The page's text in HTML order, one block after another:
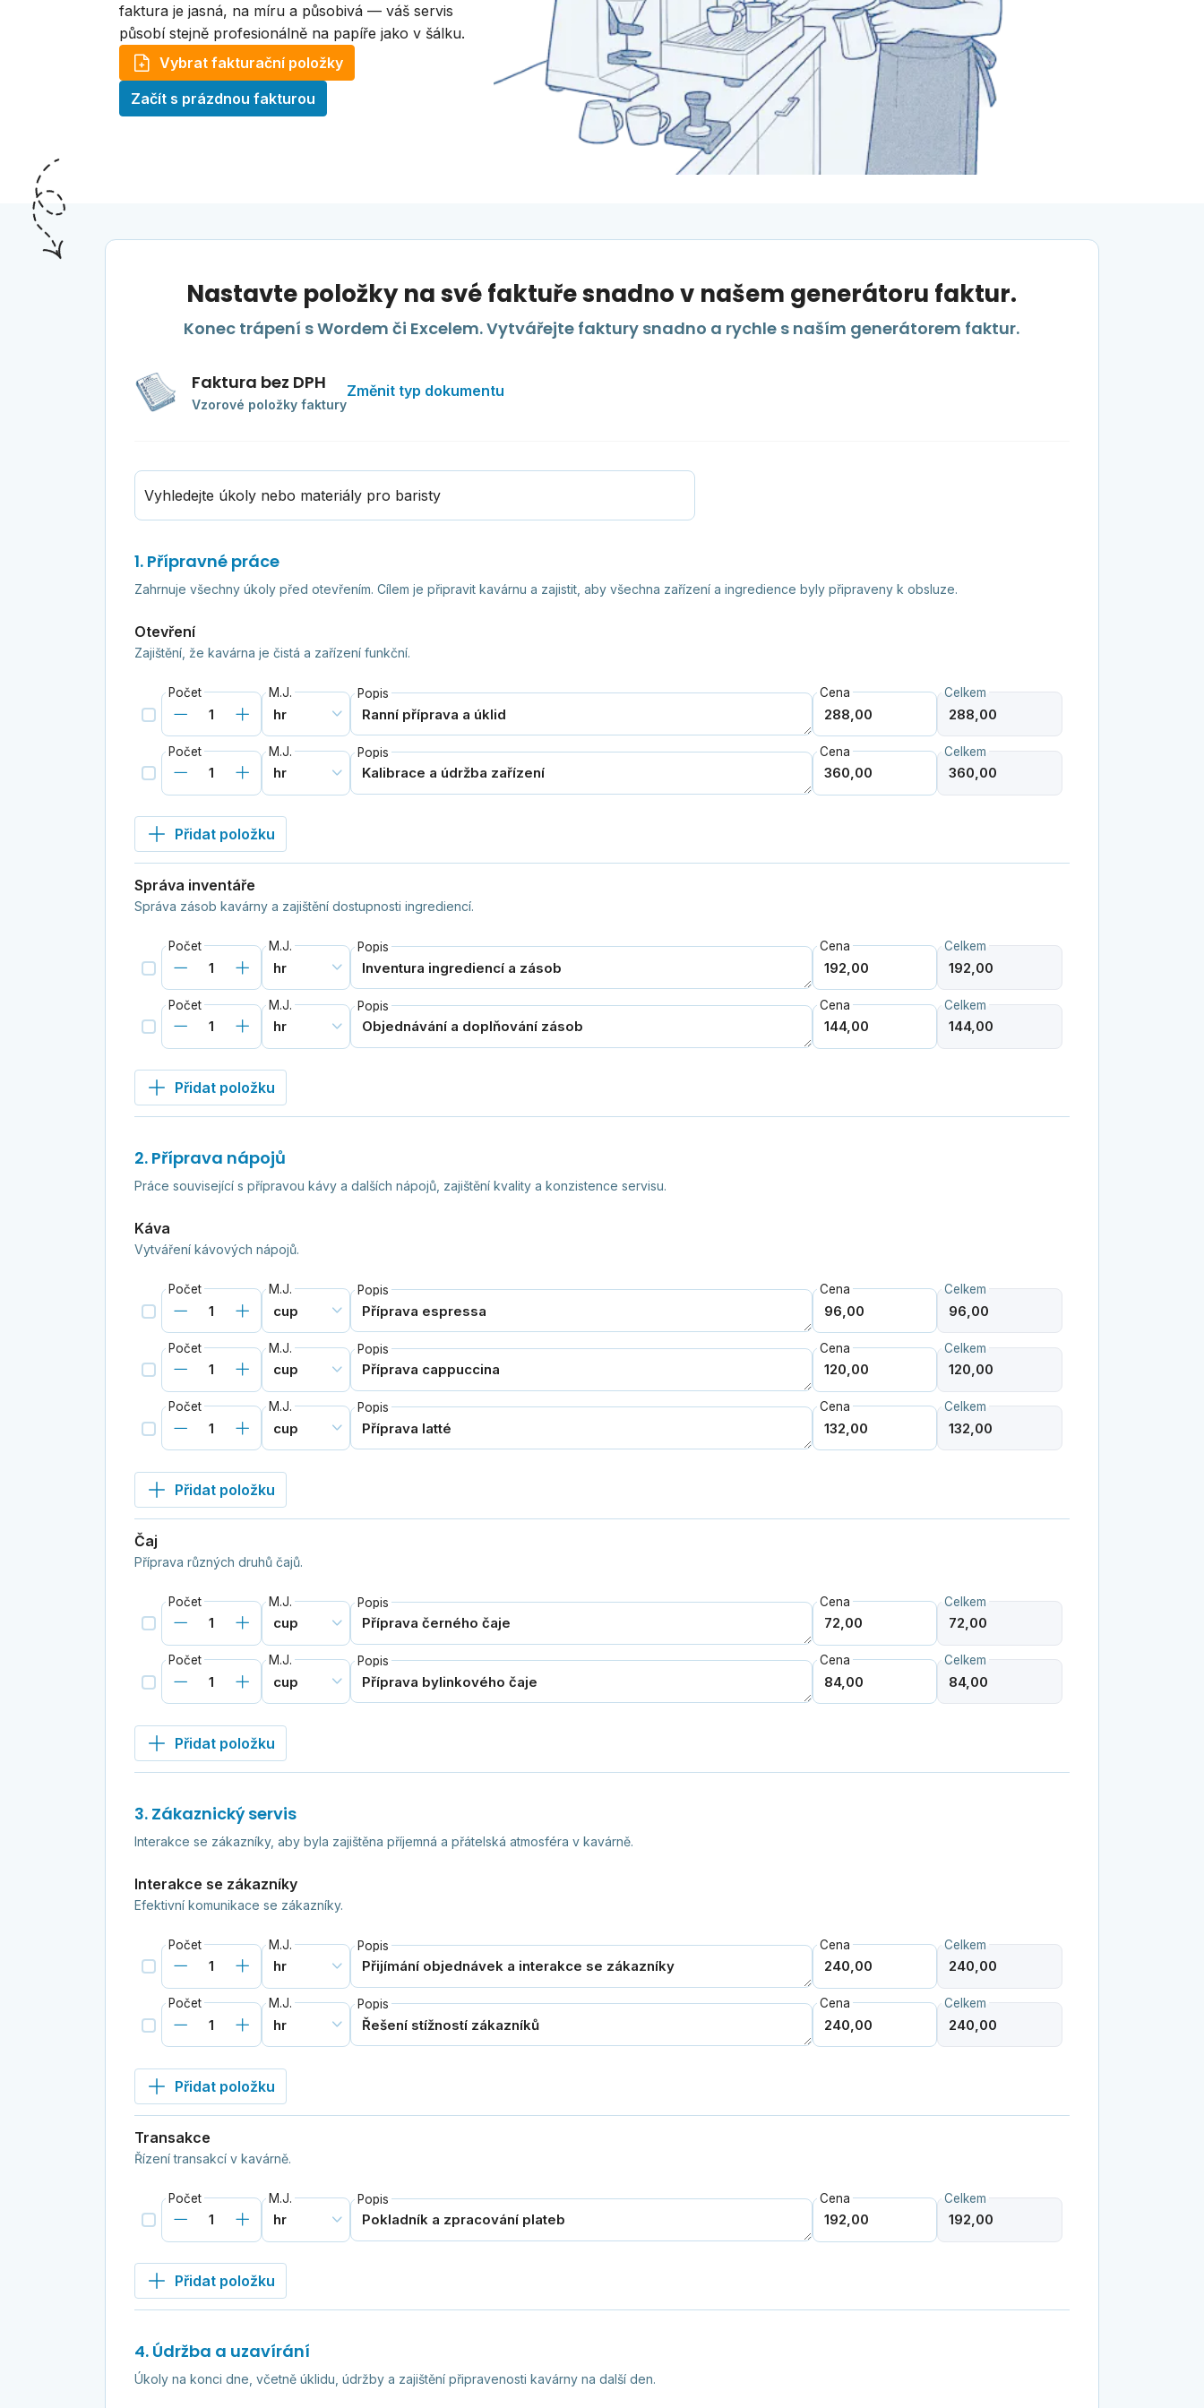
faktura je jasná, na míru a působivá — váš servis
působí stejně profesionálně na papíře jako v šálku.
Vybrat fakturační položky
Začít s prázdnou fakturou
Nastavte položky na své faktuře snadno v našem generátoru faktur.
Konec trápení s Wordem či Excelem. Vytvářejte faktury snadno a rychle s naším generátorem faktur.
Faktura bez DPH
Vzorové položky faktury
Změnit typ dokumentu
Vyhledejte úkoly nebo materiály pro baristy
1. Přípravné práce
Zahrnuje všechny úkoly před otevřením. Cílem je připravit kavárnu a zajistit, aby všechna zařízení a ingredience byly připraveny k obsluze.
Otevření
Zajištění, že kavárna je čistá a zařízení funkční.
Počet M.J. Popis Cena Celkem
Počet M.J. Popis Cena Celkem
Přidat položku
Správa inventáře
Správa zásob kavárny a zajištění dostupnosti ingrediencí.
Počet M.J. Popis Cena Celkem
Počet M.J. Popis Cena Celkem
Přidat položku
2. Příprava nápojů
Práce související s přípravou kávy a dalších nápojů, zajištění kvality a konzistence servisu.
Káva
Vytváření kávových nápojů.
Počet M.J. Popis Cena Celkem
Počet M.J. Popis Cena Celkem
Počet M.J. Popis Cena Celkem
Přidat položku
Čaj
Příprava různých druhů čajů.
Počet M.J. Popis Cena Celkem
Počet M.J. Popis Cena Celkem
Přidat položku
3. Zákaznický servis
Interakce se zákazníky, aby byla zajištěna příjemná a přátelská atmosféra v kavárně.
Interakce se zákazníky
Efektivní komunikace se zákazníky.
Počet M.J. Popis Cena Celkem
Počet M.J. Popis Cena Celkem
Přidat položku
Transakce
Řízení transakcí v kavárně.
Počet M.J. Popis Cena Celkem
Přidat položku
4. Údržba a uzavírání
Úkoly na konci dne, včetně úklidu, údržby a zajištění připravenosti kavárny na další den.